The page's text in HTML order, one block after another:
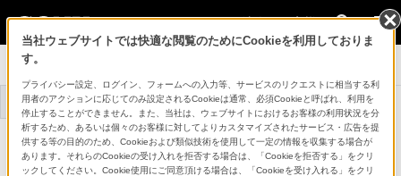
法人のお客様
システムカメラ
トップ 商品一覧 事例一覧
HDマルチパーパスカメラ
HDC-P31
詳細メニュー
当社ウェブサイトでは快適な閲覧のためにCookieを利用しておりま
す。
プライバシー設定、ログイン、フォームへの入力等、サービスのリクエストに相当する利
用者のアクションに応じてのみ設定されるCookieは通常、必須Cookieと呼ばれ、利用を
停止することができません。また、当社は、ウェブサイトにおけるお客様の利用状況を分
析するため、あるいは個々のお客様に対してよりカスタマイズされたサービス・広告を提
供する等の目的のため、Cookieおよび類似技術を使用して一定の情報を収集する場合が
あります。それらのCookieの受け入れを拒否する場合は、「Cookieを拒否する」をクリ
ックしてください。Cookie使用にご同意頂ける場合は、「Cookieを受け入れる」をクリ